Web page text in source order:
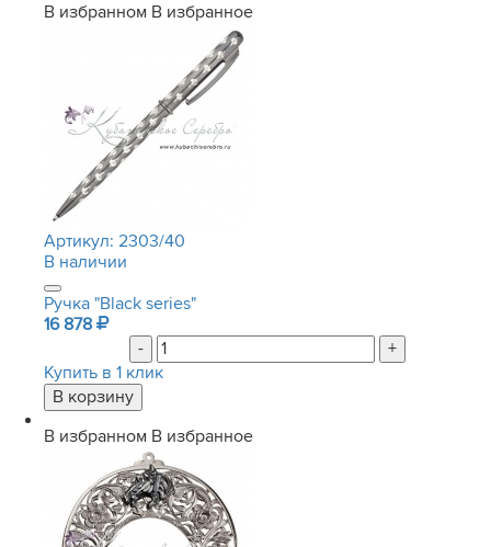
В избранном В избранное
Артикул: 2303/40
В наличии
Ручка "Black series"
16 878
-
+
Купить в 1 клик
В избранном В избранное